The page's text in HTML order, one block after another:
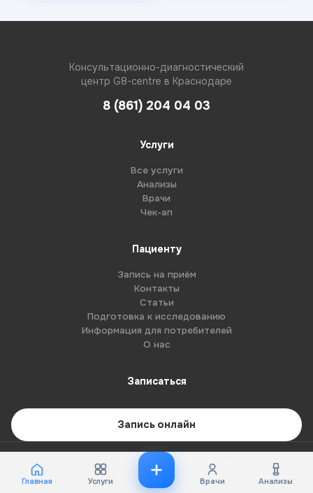
Консультационно-диагностический
центр G8-centre в Краснодаре
8 (861) 204 04 03
Услуги
Все услуги
Анализы
Врачи
Чек-ап
Пациенту
Запись на приём
Контакты
Статьи
Подготовка к исследованию
Информация для потребителей
О нас
Записаться
Запись онлайн
© 2026 G8-centre. Все права защищены.
Имеются противопоказания. Необходима консультация специалиста.
Главная Услуги Врачи Анализы